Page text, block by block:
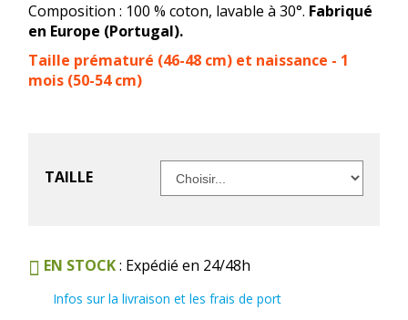
Composition : 100 % coton, lavable à 30°. Fabriqué
en Europe (Portugal).
Taille prématuré (46-48 cm) et naissance - 1
mois (50-54 cm)
TAILLE
EN STOCK: Expédié en 24/48h
Infos sur la livraison et les frais de port